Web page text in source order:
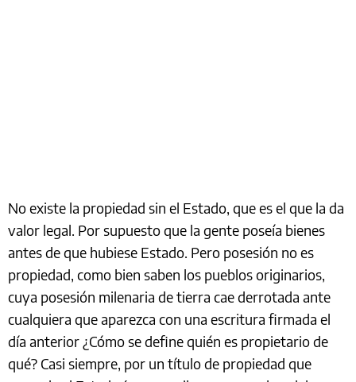
No existe la propiedad sin el Estado, que es el que la da
valor legal. Por supuesto que la gente poseía bienes
antes de que hubiese Estado. Pero posesión no es
propiedad, como bien saben los pueblos originarios,
cuya posesión milenaria de tierra cae derrotada ante
cualquiera que aparezca con una escritura firmada el
día anterior ¿Cómo se define quién es propietario de
qué? Casi siempre, por un título de propiedad que